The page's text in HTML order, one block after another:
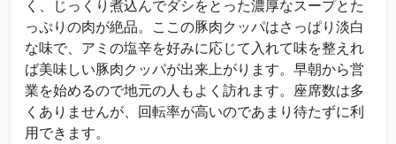
く、じっくり煮込んでダシをとった濃厚なスープとた
っぷりの肉が絶品。ここの豚肉クッパはさっぱり淡白
な味で、アミの塩辛を好みに応じて入れて味を整えれ
ば美味しい豚肉クッパが出来上がります。早朝から営
業を始めるので地元の人もよく訪れます。座席数は多
くありませんが、回転率が高いのであまり待たずに利
用できます。